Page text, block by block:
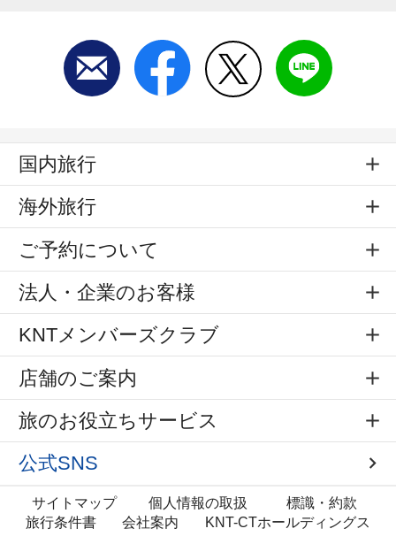
国内旅行
海外旅行
ご予約について
法人・企業のお客様
KNTメンバーズクラブ
店舗のご案内
旅のお役立ちサービス
公式SNS
サイトマップ 個人情報の取扱
標識・約款
旅行条件書
会社案内 KNT-CTホールディングス